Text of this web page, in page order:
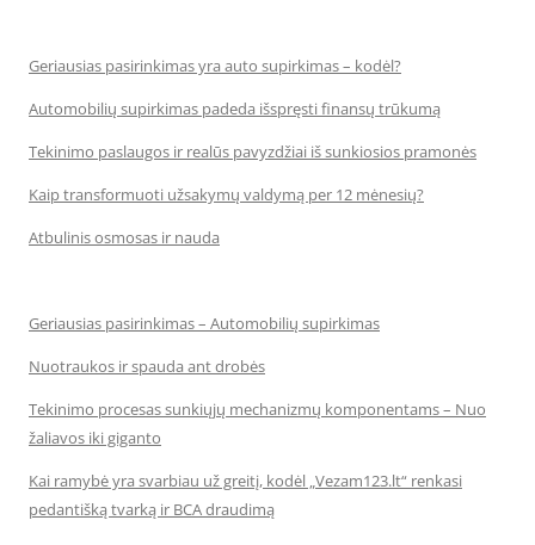
Geriausias pasirinkimas yra auto supirkimas – kodėl?
Automobilių supirkimas padeda išspręsti finansų trūkumą
Tekinimo paslaugos ir realūs pavyzdžiai iš sunkiosios pramonės
Kaip transformuoti užsakymų valdymą per 12 mėnesių?
Atbulinis osmosas ir nauda
Geriausias pasirinkimas – Automobilių supirkimas
Nuotraukos ir spauda ant drobės
Tekinimo procesas sunkiųjų mechanizmų komponentams – Nuo
žaliavos iki giganto
Kai ramybė yra svarbiau už greitį, kodėl „Vezam123.lt“ renkasi
pedantišką tvarką ir BCA draudimą